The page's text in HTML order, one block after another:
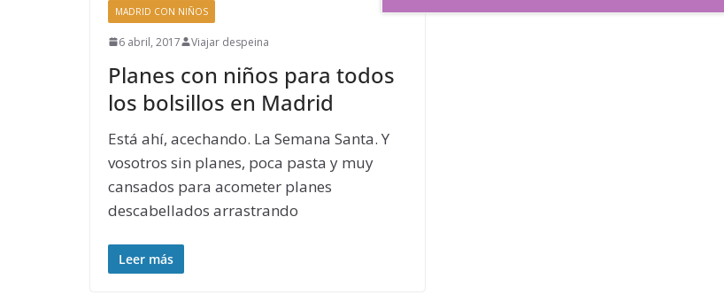
MADRID CON NIÑOS
6 abril, 2017 Viajar despeina
Planes con niños para todos
los bolsillos en Madrid
Está ahí, acechando. La Semana Santa. Y
vosotros sin planes, poca pasta y muy
cansados para acometer planes
descabellados arrastrando
Leer más